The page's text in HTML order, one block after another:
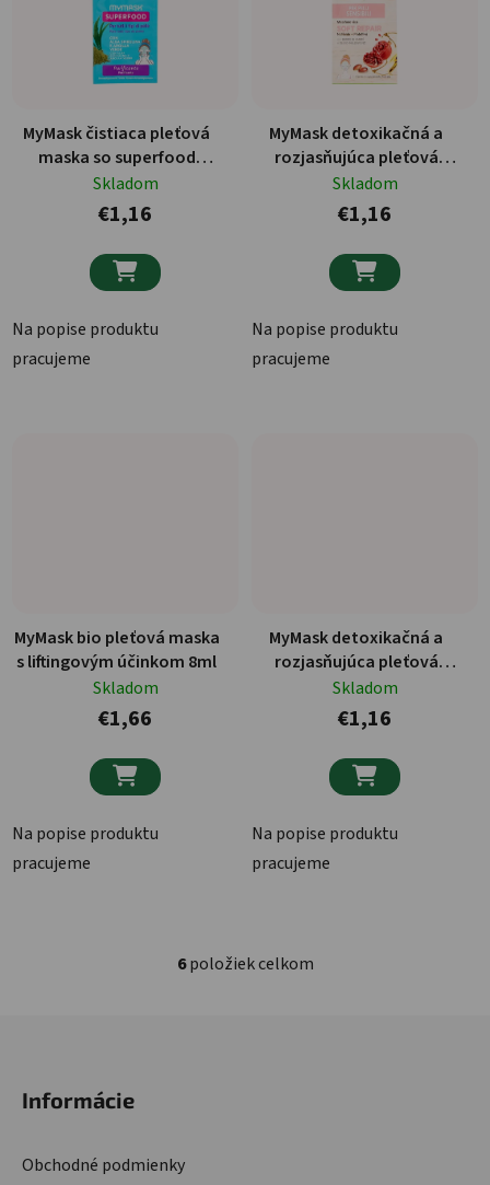
MyMask čistiaca pleťová
maska so superfood
zložkami 8ml
Skladom
€1,16

Na popise produktu
pracujeme
MyMask detoxikačná a
rozjasňujúca pleťová
maska pre suchú pokožku
6ml
Skladom
€1,16

Na popise produktu
pracujeme
MyMask bio pleťová maska
s liftingovým účinkom 8ml
Skladom
€1,66

Na popise produktu
pracujeme
MyMask detoxikačná a
rozjasňujúca pleťová
maska pre suchú pokožku
6ml
Skladom
€1,16

Na popise produktu
pracujeme
Ovládacie prvky výpisu
6položiek celkom
Informácie
Obchodné podmienky